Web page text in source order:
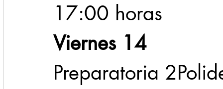
17:00 horas
Viernes 14
Preparatoria